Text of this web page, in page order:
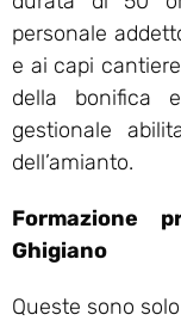
personale
e ai capi
della bonifica
gestionale
dell’amianto.
Formazione
Ghigiano
Queste sono